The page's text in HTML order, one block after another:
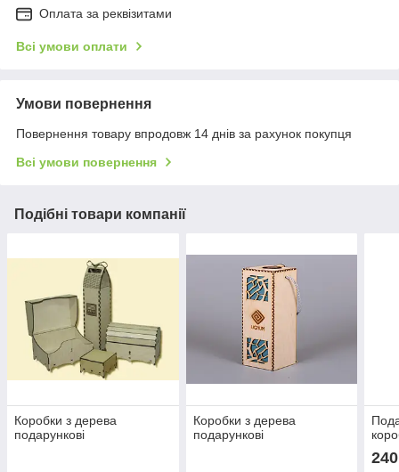
Оплата за реквізитами
Всі умови оплати
Умови повернення
Повернення товару впродовж 14 днів за рахунок покупця
Всі умови повернення
Подібні товари компанії
Коробки з дерева
подарункові
Коробки з дерева
подарункові
240